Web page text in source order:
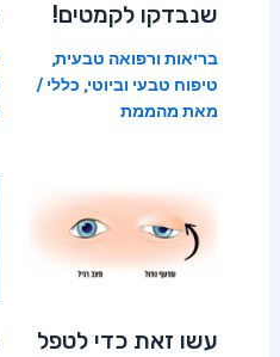
שנבדקו לקמטים!
בריאות ורפואה טבעית,
טיפוח טבעי וביוטי, כללי /
מאת מהממת
עשו זאת כדי לטפל